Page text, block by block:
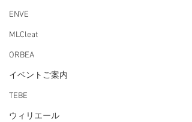
ENVE
MLCleat
ORBEA
イベントご案内
TEBE
ウィリエール